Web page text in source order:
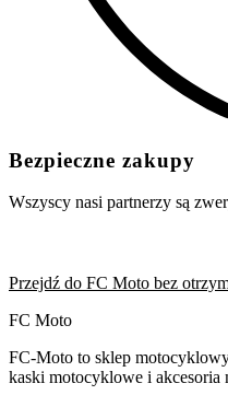
Bezpieczne zakupy
Wszyscy nasi partnerzy są
Przejdź do FC Moto bez
FC Moto
FC-Moto to sklep
kaski motocyklowe i akcesoria